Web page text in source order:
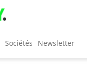
Sociétés Newsletter